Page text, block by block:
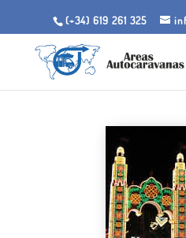
(+34) 619 261 325